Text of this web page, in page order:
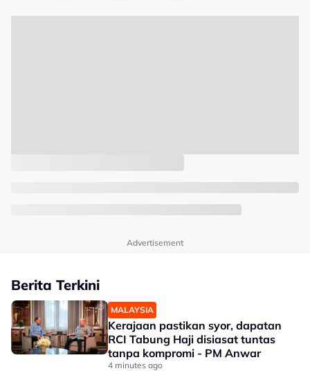
Advertisement
Berita Terkini
MALAYSIA
Kerajaan pastikan syor, dapatan
RCI Tabung Haji disiasat tuntas
tanpa kompromi - PM Anwar
4 minutes ago